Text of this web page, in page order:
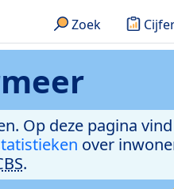
Zoek
Op deze pagina
over
.